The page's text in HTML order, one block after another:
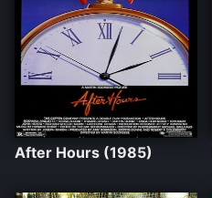
After Hours (1985)